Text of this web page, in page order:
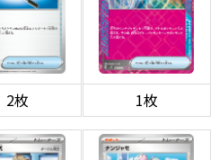
2枚 1枚